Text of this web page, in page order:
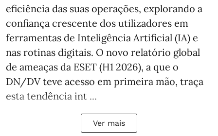
eficiência das suas operações, explorando a
confiança crescente dos utilizadores em
ferramentas de Inteligência Artificial (IA) e
nas rotinas digitais. O novo relatório global
de ameaças da ESET (H1 2026), a que o
DN/DV teve acesso em primeira mão, traça
esta tendência int ...
Ver mais